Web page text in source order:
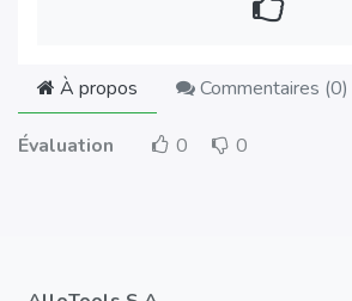
À propos Commentaires (0)
Évaluation 0 0